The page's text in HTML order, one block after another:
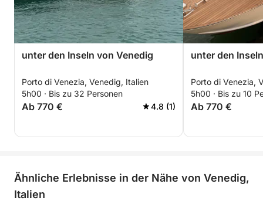
unter den Inseln von Venedig
Porto di Venezia, Venedig, Italien
5h00 · Bis zu 32 Personen
Ab 770 € 4.8 (1)
unter den
Porto di Venezia,
5h00 · Bis zu 10
Ab 770 €
Ähnliche Erlebnisse in der Nähe von Venedig,
Italien